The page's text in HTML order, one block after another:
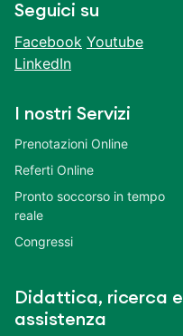
Seguici su
Facebook Youtube
LinkedIn
I nostri Servizi
Prenotazioni Online
Referti Online
Pronto soccorso in tempo
reale
Congressi
Didattica, ricerca e
assistenza